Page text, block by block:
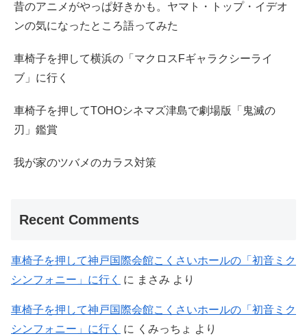
昔のアニメがやっぱ好きかも。ヤマト・トップ・イデオ
ンの気になったところ語ってみた
車椅子を押して横浜の「マクロスFギャラクシーライ
ブ」に行く
車椅子を押してTOHOシネマズ津島で劇場版「鬼滅の
刃」鑑賞
我が家のツバメのカラス対策
Recent Comments
車椅子を押して神戸国際会館こくさいホールの「初音ミク
シンフォニー」に行く
に まさみ より
車椅子を押して神戸国際会館こくさいホールの「初音ミク
シンフォニー」に行く
に くみっちょ より